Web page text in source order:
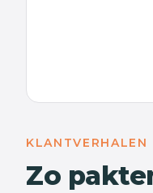
KLANTVERHALEN
Zo